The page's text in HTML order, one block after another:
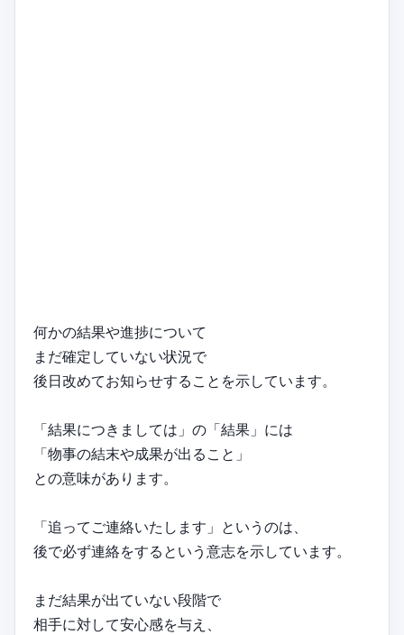
何かの結果や進捗について
まだ確定していない状況で
後日改めてお知らせすることを示しています。
「結果につきましては」の「結果」には
「物事の結末や成果が出ること」
との意味があります。
「追ってご連絡いたします」というのは、
後で必ず連絡をするという意志を示しています。
まだ結果が出ていない段階で
相手に対して安心感を与え、